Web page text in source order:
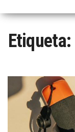
Etiqueta: